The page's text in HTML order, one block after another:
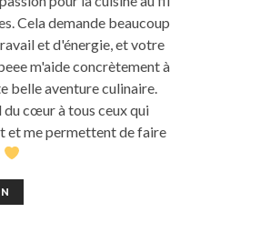
Cela demande beaucoup
et d'énergie, et votre
m'aide concrètement à
belle aventure culinaire.
cœur à tous ceux qui
et me permettent de faire